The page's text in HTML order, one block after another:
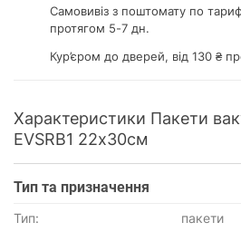
Самовивіз з поштомату по
протягом 5-7 дн.
Кур’єром до дверей, від 130 ₴
Характеристики Пакети
EVSRB1 22х30см
Тип та призначення
Тип:
пакети